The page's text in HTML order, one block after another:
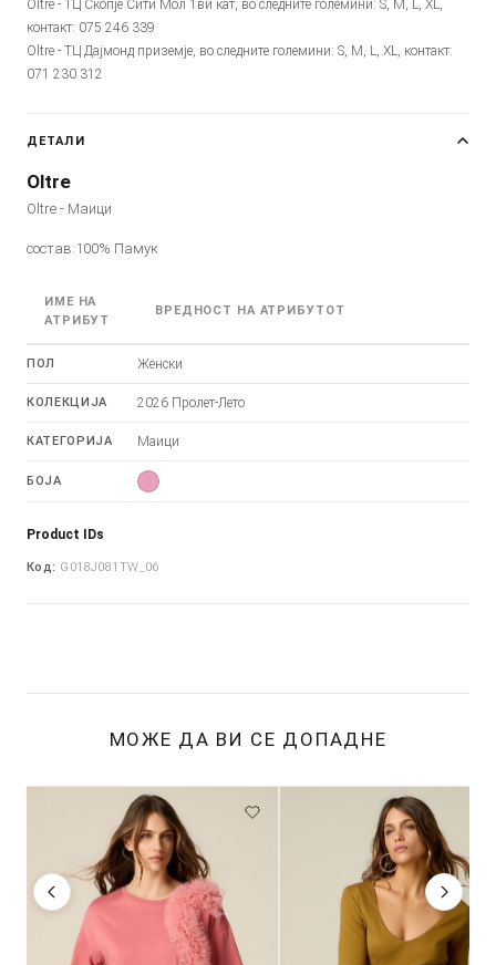
Oltre - ТЦ Скопје Сити Мол 1ви кат, во следните големини: S, M, L, XL,
контакт: 075 246 339
Oltre - ТЦ Дајмонд приземје, во следните големини: S, M, L, XL, контакт:
071 230 312
ДЕТАЛИ
Oltre
Oltre - Маици
состав:100% Памук
ИМЕ НА
АТРИБУТ
ВРЕДНОСТ НА АТРИБУТОТ
ПОЛ Женски
КОЛЕКЦИЈА 2026 Пролет-Лето
КАТЕГОРИЈА Маици
БОЈА
Product IDs
Код: G018J081TW_06
МОЖЕ ДА ВИ СЕ ДОПАДНЕ